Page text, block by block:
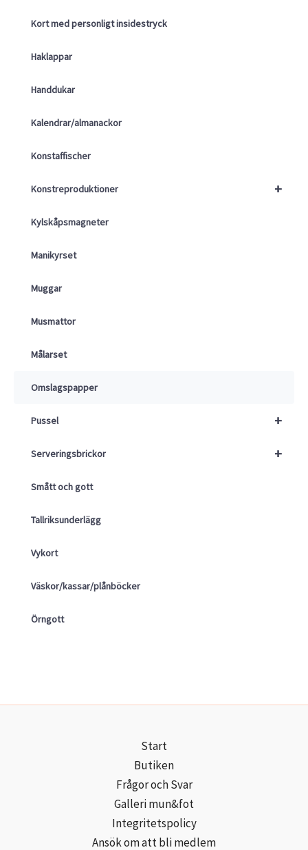
Kort med personligt insidestryck
Haklappar
Handdukar
Kalendrar/almanackor
Konstaffischer
+
Konstreproduktioner
Kylskåpsmagneter
Manikyrset
Muggar
Musmattor
Målarset
Omslagspapper
+
Pussel
+
Serveringsbrickor
Smått och gott
Tallriksunderlägg
Vykort
Väskor/kassar/plånböcker
Örngott
Start
Butiken
Frågor och Svar
Galleri mun&fot
Integritetspolicy
Ansök om att bli medlem